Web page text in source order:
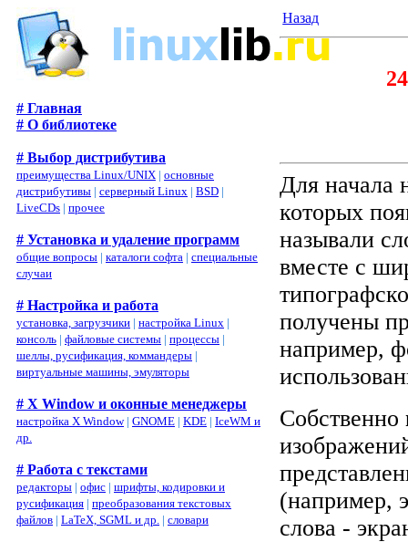
# Главная
# О библиотеке
# Выбор дистрибутива
преимущества Linux/UNIX | основные
дистрибутивы | серверный Linux | BSD |
LiveCDs | прочее
# Установка и удаление программ
общие вопросы | каталоги софта | специальные
случаи
# Настройка и работа
установка, загрузчики | настройка Linux |
консоль | файловые системы | процессы |
шеллы, русификация, коммандеры |
виртуальные машины, эмуляторы
# X Window и оконные менеджеры
настройка X Window| GNOME | KDE | IceWM и
др.
# Работа с текстами
редакторы | офис | шрифты, кодировки и
русификация | преобразования текстовых
файлов | LaTeX, SGML и др. | словари
Назад
Для начала
которых
называли
вместе с
получены
например,
Собственно
(например,
слова -